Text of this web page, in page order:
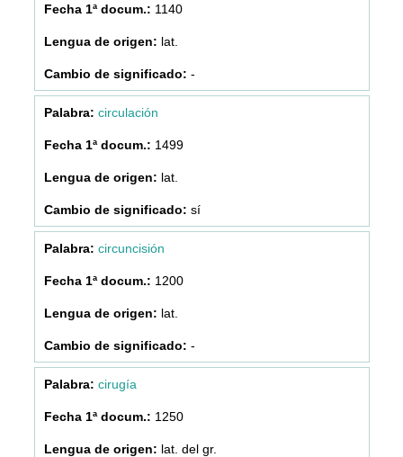
1140
lat.
-
circulación
1499
lat.
sí
circuncisión
1200
lat.
-
cirugía
1250
lat. del gr.